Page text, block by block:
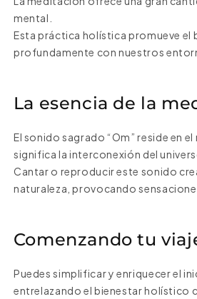
mental.
Esta práctica holística promueve el
profundamente con nuestros
La esencia de la
El sonido sagrado “Om” reside en
significa la interconexión del
Cantar o reproducir este sonido
naturaleza, provocando
Comenzando tu
Puedes simplificar y enriquecer el
entrelazando el bienestar holístico